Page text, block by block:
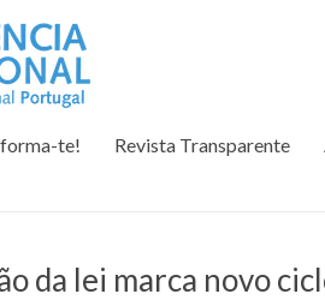
te! Revista Transparente
da lei marca novo